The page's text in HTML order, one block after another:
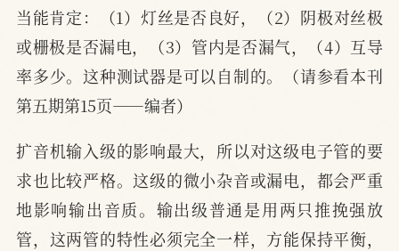
当能肯定：（1）灯丝是否良好，（2）阴极对丝极
或栅极是否漏电，（3）管内是否漏气，（4）互导
率多少。这种测试器是可以自制的。（请参看本刊
第五期第15页——编者）
扩音机输入级的影响最大，所以对这级电子管的要
求也比较严格。这级的微小杂音或漏电，都会严重
地影响输出音质。输出级普通是用两只推挽强放
管，这两管的特性必须完全一样，方能保持平衡，